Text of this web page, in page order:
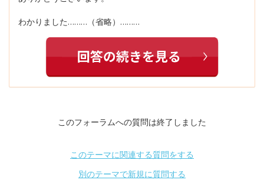
わかりました………（省略）………
このフォーラムへの質問は終了しました
このテーマに関連する質問をする
別のテーマで新規に質問する